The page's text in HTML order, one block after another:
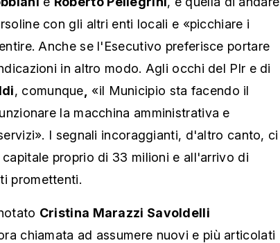
con gli altri enti locali e «picchiare i
Anche se l'Esecutivo preferisce portare
in altro modo. Agli occhi del Plr e di
, comunque
«il Municipio sta facendo il
la macchina amministrativa e
I segnali incoraggianti, d'altro canto, ci
proprio di 33 milioni e all'arrivo di
promettenti.
Cristina Marazzi Savoldelli
chiamata ad assumere nuovi e più articolati